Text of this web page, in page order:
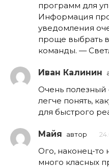
программ для
Информация
уведомления
проще выбрать
команды. —
Иван Калинин
Очень полезный
легче понять,
для быстрого
Майя автор
Ого, наконец-то
много класных